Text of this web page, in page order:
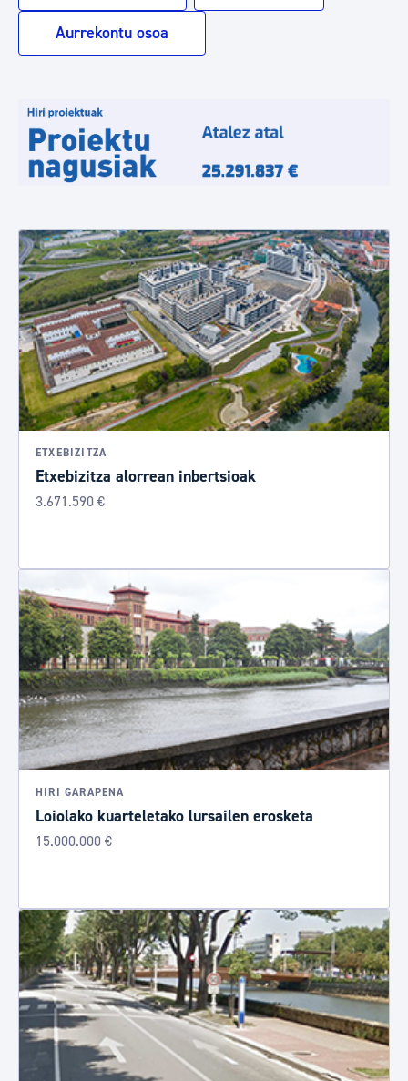
Aurrekontu osoa
ETXEBIZITZA
Etxebizitza alorrean inbertsioak
3.671.590 €
HIRI GARAPENA
Loiolako kuarteletako lursailen erosketa
15.000.000 €